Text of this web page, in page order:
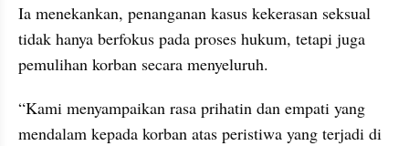
Ia menekankan, penanganan kasus kekerasan seksual
tidak hanya berfokus pada proses hukum, tetapi juga
pemulihan korban secara menyeluruh.
“Kami menyampaikan rasa prihatin dan empati yang
mendalam kepada korban atas peristiwa yang terjadi di